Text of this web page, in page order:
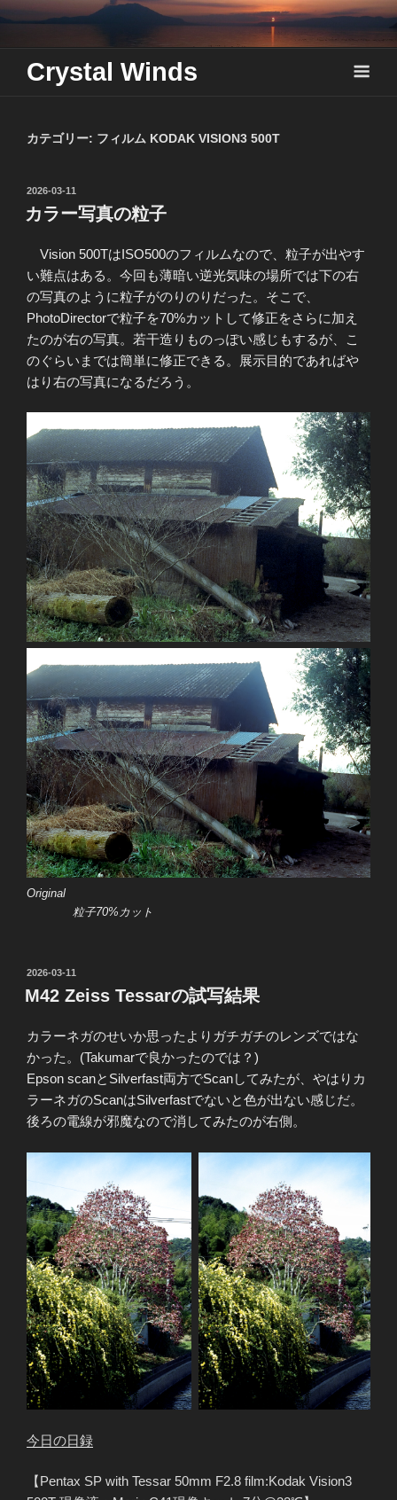
Skip
content
Crystal Winds
カテゴリー: フィルム KODAK VISION3 500T
投
稿
日:
2026-03-11
カラー写真の粒子
Vision 500TはISO500のフィルムなので、粒子が出やす
い難点はある。今回も薄暗い逆光気味の場所では下の右
の写真のように粒子がのりのりだった。そこで、
PhotoDirectorで粒子を70%カットして修正をさらに加え
たのが右の写真。若干造りものっぽい感じもするが、こ
のぐらいまでは簡単に修正できる。展示目的であればや
はり右の写真になるだろう。
Original
粒子70%カット
投
稿
日:
2026-03-11
M42 Zeiss Tessarの試写結果
カラーネガのせいか思ったよりガチガチのレンズではな
かった。(Takumarで良かったのでは？)
Epson scanとSilverfast両方でScanしてみたが、やはりカ
ラーネガのScanはSilverfastでないと色が出ない感じだ。
後ろの電線が邪魔なので消してみたのが右側。
今日の日録
【Pentax SP with Tessar 50mm F2.8 film:Kodak Vision3